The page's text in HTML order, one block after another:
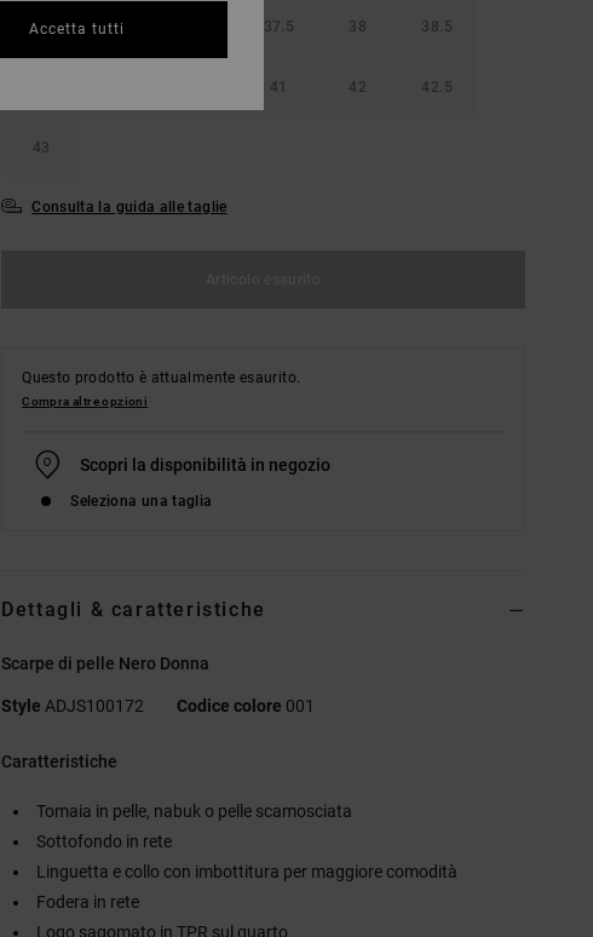
36 36.5 37.5 38 38.5
41 42 42.5
43
Consulta la guida alle taglie
Questo prodotto è attualmente esaurito.
Compra altre opzioni
Scopri la disponibilità in negozio
Seleziona una taglia
Dettagli & caratteristiche
Scarpe di pelle Nero Donna
Style ADJS100172 Codice colore 001
Caratteristiche
Tomaia in pelle, nabuk o pelle scamosciata
Sottofondo in rete
Linguetta e collo con imbottitura per maggiore comodità
Fodera in rete
Logo sagomato in TPR sul quarto
Accetta tutti